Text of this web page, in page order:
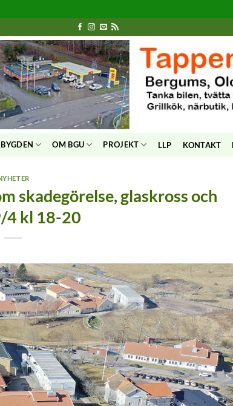
OM BGU PROJEKT LLP KONTAKT
skadegörelse, glaskross och
4 kl 18-20